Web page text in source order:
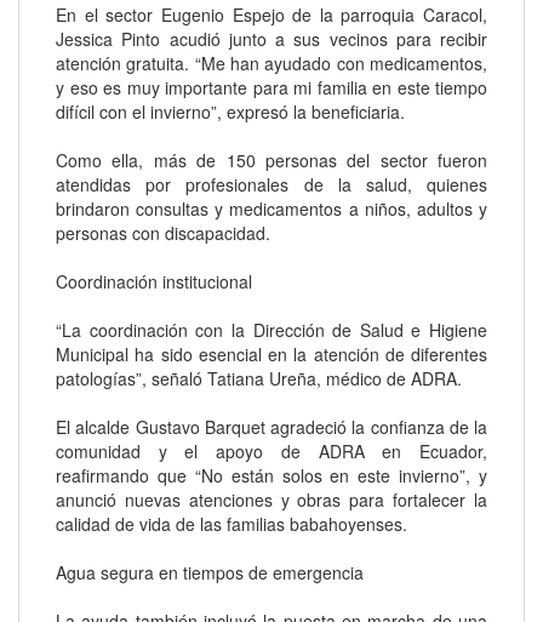
En el sector Eugenio Espejo de la parroquia Caracol,
Jessica Pinto acudió junto a sus vecinos para recibir
atención gratuita. “Me han ayudado con medicamentos,
y eso es muy importante para mi familia en este tiempo
difícil con el invierno”, expresó la beneficiaria.
Como ella, más de 150 personas del sector fueron
atendidas por profesionales de la salud, quienes
brindaron consultas y medicamentos a niños, adultos y
personas con discapacidad.
Coordinación institucional
“La coordinación con la Dirección de Salud e Higiene
Municipal ha sido esencial en la atención de diferentes
patologías”, señaló Tatiana Ureña, médico de ADRA.
El alcalde Gustavo Barquet agradeció la confianza de la
comunidad y el apoyo de ADRA en Ecuador,
reafirmando que “No están solos en este invierno”, y
anunció nuevas atenciones y obras para fortalecer la
calidad de vida de las familias babahoyenses.
Agua segura en tiempos de emergencia